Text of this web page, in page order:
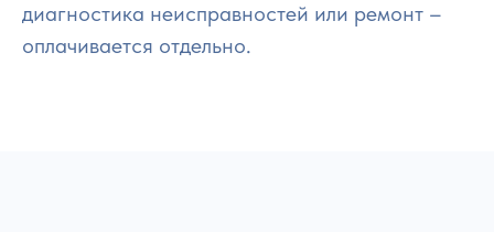
диагностика неисправностей или ремонт –
оплачивается отдельно.